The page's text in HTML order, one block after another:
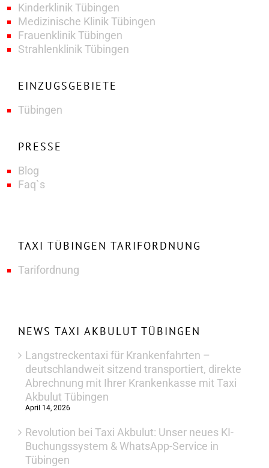
Kinderklinik Tübingen
Medizinische Klinik Tübingen
Frauenklinik Tübingen
Strahlenklinik Tübingen
EINZUGSGEBIETE
Tübingen
PRESSE
Blog
Faq`s
TAXI TÜBINGEN TARIFORDNUNG
Tarifordnung
NEWS TAXI AKBULUT TÜBINGEN
Langstreckentaxi für Krankenfahrten –
deutschlandweit sitzend transportiert, direkte
Abrechnung mit Ihrer Krankenkasse mit Taxi
Akbulut Tübingen
April 14, 2026
Revolution bei Taxi Akbulut: Unser neues KI-
Buchungssystem & WhatsApp-Service in
Tübingen